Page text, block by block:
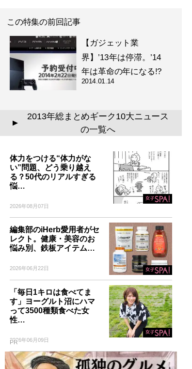
この特集の前回記事
【ガジェット業
界】’13年は停滞。’14
年は革命の年になる!?
2014.01.14
▲
2013年総まとめギーク10大ニュース
の一覧へ
体力をつける“体力がな
い”問題、どう乗り越え
る？50代のリアルすぎる
悩…
2026年08月07日
編集部のiHerb愛用者がセ
レクト。健康・美容のお
悩み別、鉄板アイテム…
2026年06月22日
「毎日1キロは食べてま
す」ヨーグルト沼にハマ
って3500種類食べた女
性…
2026年06月09日
PR